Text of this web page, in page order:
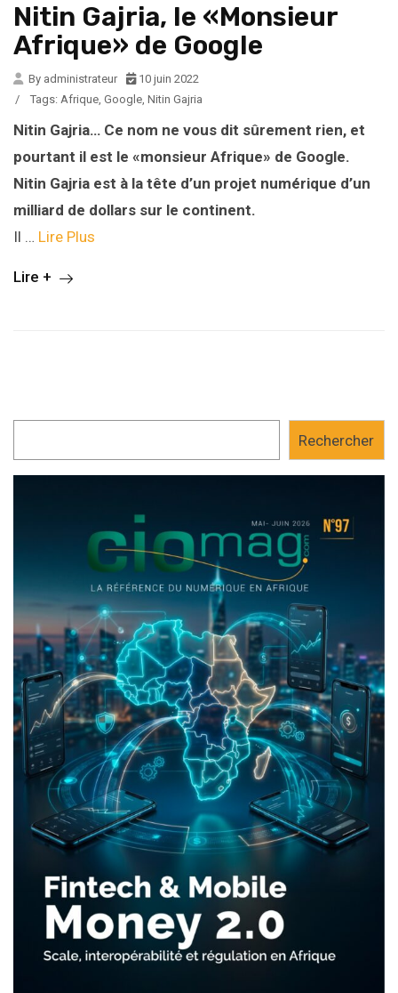
Nitin Gajria, le «Monsieur
Afrique» de Google
By administrateur
10 juin 2022
/
Tags: Afrique, Google, Nitin Gajria
Nitin Gajria… Ce nom ne vous dit sûrement rien, et
pourtant il est le «monsieur Afrique» de Google.
Nitin Gajria est à la tête d’un projet numérique d’un
milliard de dollars sur le continent.
Il … Lire Plus
Lire +
Rechercher